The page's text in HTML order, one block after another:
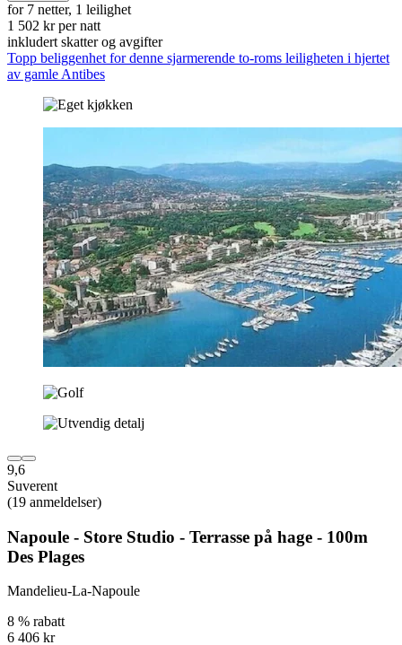
for 7 netter, 1 leilighet
1 502 kr per natt
inkludert skatter og avgifter
Topp beliggenhet for denne sjarmerende to-roms leiligheten i hjertet
av gamle Antibes
9,6
Suverent
(19 anmeldelser)
Napoule - Store Studio - Terrasse på hage - 100m
Des Plages
Mandelieu-La-Napoule
8 % rabatt
6 406 kr